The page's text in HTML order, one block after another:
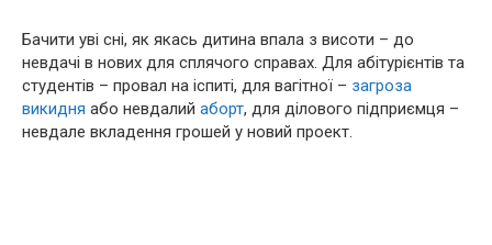
Бачити уві сні, як якась дитина впала з висоти – до
невдачі в нових для сплячого справах. Для абітурієнтів та
студентів – провал на іспиті, для вагітної – загроза
викидня або невдалий аборт, для ділового підприємця –
невдале вкладення грошей у новий проект.